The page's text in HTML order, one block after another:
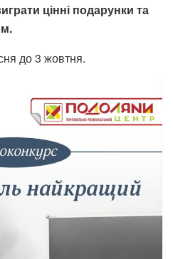
цінні подарунки та
до 3 жовтня.